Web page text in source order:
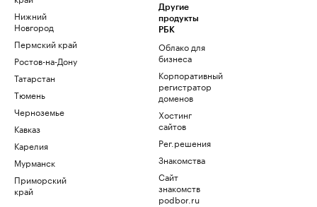
Нижний
Новгород
Пермский край
Ростов-на-Дону
Татарстан
Тюмень
Черноземье
Кавказ
Карелия
Мурманск
Приморский
край
Другие
продукты
РБК
Облако для
бизнеса
Корпоративный
регистратор
доменов
Хостинг
сайтов
Рег.решения
Знакомства
Сайт
знакомств
podbor.ru